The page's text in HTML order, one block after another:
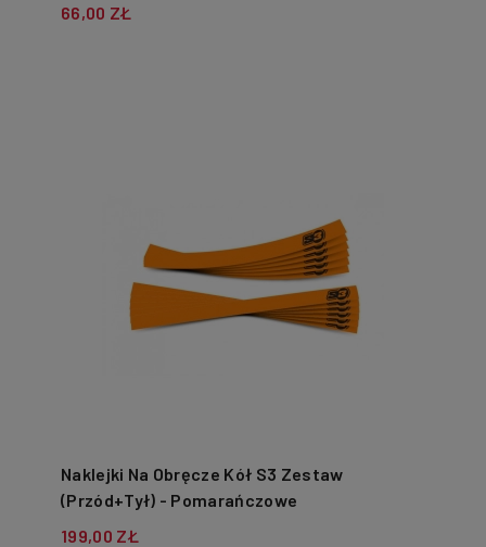
66,00 ZŁ
Naklejki Na Obręcze Kół S3 Zestaw
(Przód+Tył) - Pomarańczowe
199,00 ZŁ